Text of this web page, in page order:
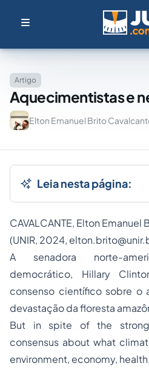
Artigo
Aquecimentistas e
Elton Emanuel Brito
Leia nesta página:
CAVALCANTE, Elton Emanuel
(UNIR, 2024,
A senadora norte-
democrático, Hillary
consenso científico sobre o
devastação da floresta
But in spite of the
consensus about what
environment, economy,